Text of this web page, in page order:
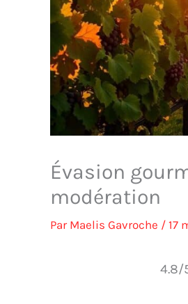
Évasion
modération
Par Maelis Gavroche / 17
4.8/